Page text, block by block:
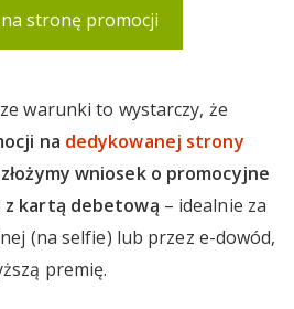
stronę promocji
warunki to wystarczy, że
na dedykowanej strony
wniosek o promocyjne
kartą debetową – idealnie za
(na selfie) lub przez e-dowód,
premię.